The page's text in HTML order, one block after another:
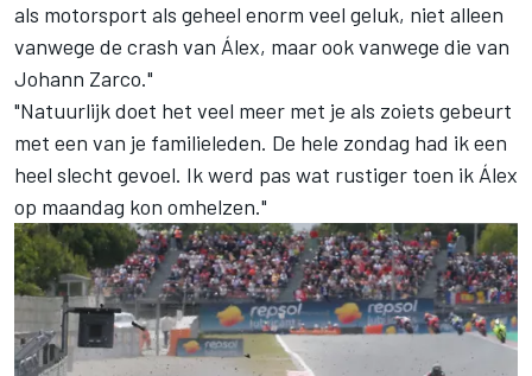
als motorsport als geheel enorm veel geluk, niet alleen
vanwege de crash van Álex, maar ook vanwege die van
Johann Zarco."
"Natuurlijk doet het veel meer met je als zoiets gebeurt
met een van je familieleden. De hele zondag had ik een
heel slecht gevoel. Ik werd pas wat rustiger toen ik Álex
op maandag kon omhelzen."